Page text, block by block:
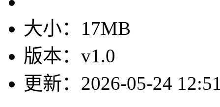
大小：17MB
版本：v1.0
更新：2026-05-24